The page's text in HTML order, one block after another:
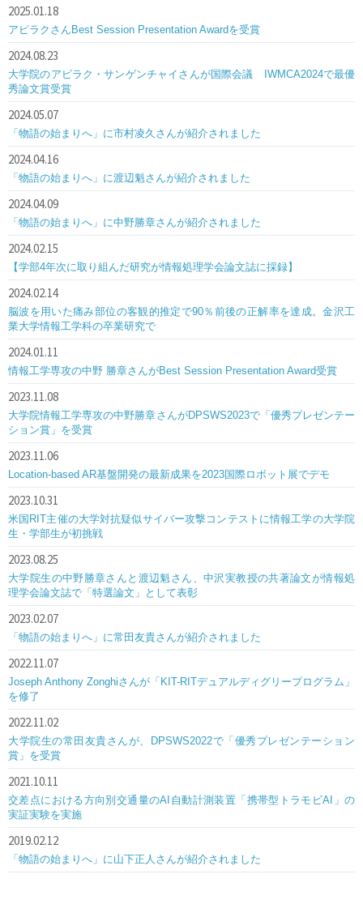
2025.01.18
アピラクさんBest Session Presentation Awardを受賞
2024.08.23
大学院のアピラク・サンゲンチャイさんが国際会議 IWMCA2024で最優
秀論文賞受賞
2024.05.07
「物語の始まりへ」に市村凌久さんが紹介されました
2024.04.16
「物語の始まりへ」に渡辺魁さんが紹介されました
2024.04.09
「物語の始まりへ」に中野勝章さんが紹介されました
2024.02.15
【学部4年次に取り組んだ研究が情報処理学会論文誌に採録】
2024.02.14
脳波を用いた痛み部位の客観的推定で90％前後の正解率を達成。金沢工
業大学情報工学科の卒業研究で
2024.01.11
情報工学専攻の中野 勝章さんがBest Session Presentation Award受賞
2023.11.08
大学院情報工学専攻の中野勝章さんがDPSWS2023で「優秀プレゼンテー
ション賞」を受賞
2023.11.06
Location-based AR基盤開発の最新成果を2023国際ロボット展でデモ
2023.10.31
米国RIT主催の大学対抗疑似サイバー攻撃コンテストに情報工学の大学院
生・学部生が初挑戦
2023.08.25
大学院生の中野勝章さんと渡辺魁さん、中沢実教授の共著論文が情報処
理学会論文誌で「特選論文」として表彰
2023.02.07
「物語の始まりへ」に常田友貴さんが紹介されました
2022.11.07
Joseph Anthony Zonghiさんが「KIT-RITデュアルディグリープログラム」
を修了
2022.11.02
大学院生の常田友貴さんが、DPSWS2022で「優秀プレゼンテーション
賞」を受賞
2021.10.11
交差点における方向別交通量のAI自動計測装置「携帯型トラモビAI」の
実証実験を実施
2019.02.12
「物語の始まりへ」に山下正人さんが紹介されました